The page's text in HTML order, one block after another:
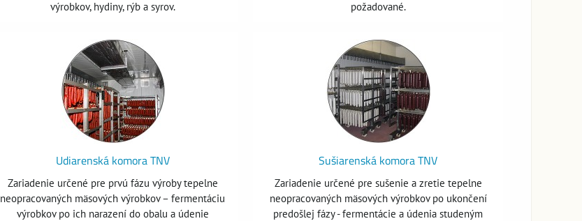
výrobkov, hydiny, rýb a syrov.
požadované.
Udiarenská komora TNV
Zariadenie určené pre prvú fázu výroby tepelne
neopracovaných mäsových výrobkov – fermentáciu
výrobkov po ich narazení do obalu a údenie
Sušiarenská komora TNV
Zariadenie určené pre sušenie a zretie tepelne
neopracovaných mäsových výrobkov po ukončení
predošlej fázy - fermentácie a údenia studeným